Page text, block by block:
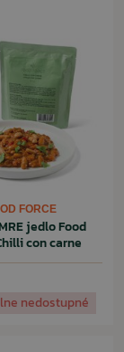
FORCE
jedlo Food
con carne
nedostupné